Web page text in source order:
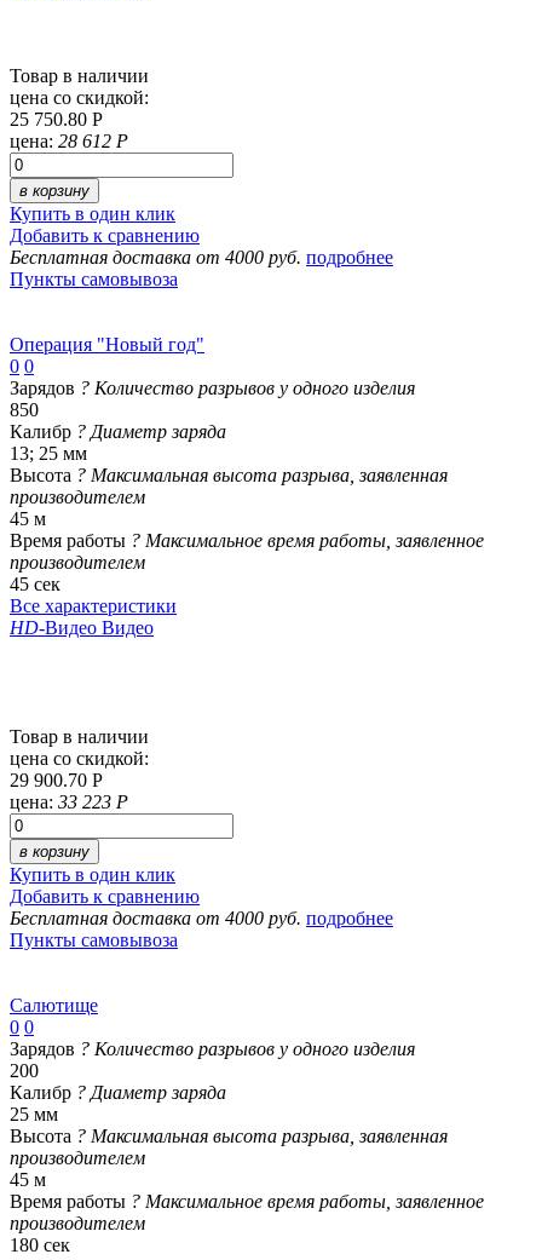
Товар в наличии
цена со скидкой:
25 750.80 Р
цена: 28 612 Р
в корзину
Купить в один клик
Добавить к сравнению
Бесплатная доставка от 4000 руб. подробнее
Пункты самовывоза
Операция "Новый год"
0 0
Зарядов ? Количество разрывов у одного изделия
850
Калибр ? Диаметр заряда
13; 25 мм
Высота ? Максимальная высота разрыва, заявленная
производителем
45 м
Время работы ? Максимальное время работы, заявленное
производителем
45 сек
Все характеристики
HD-Видео Видео
Товар в наличии
цена со скидкой:
29 900.70 Р
цена: 33 223 Р
в корзину
Купить в один клик
Добавить к сравнению
Бесплатная доставка от 4000 руб. подробнее
Пункты самовывоза
Салютище
0 0
Зарядов ? Количество разрывов у одного изделия
200
Калибр ? Диаметр заряда
25 мм
Высота ? Максимальная высота разрыва, заявленная
производителем
45 м
Время работы ? Максимальное время работы, заявленное
производителем
180 сек